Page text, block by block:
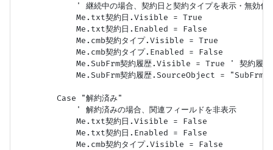
' 継続中の場合、契約日と契約タイプを表示・無効化
            Me.txt契約日.Visible = True
            Me.txt契約日.Enabled = False
            Me.cmb契約タイプ.Visible = True
            Me.cmb契約タイプ.Enabled = False
Me.SubFrm契約履歴.Visible = True ' 契約履歴
Me.SubFrm契約履歴.SourceObject = "SubFrm契約
        Case "解約済み"
            ' 解約済みの場合、関連フィールドを非表示
            Me.txt契約日.Visible = False
            Me.txt契約日.Enabled = False
            Me.cmb契約タイプ.Visible = False